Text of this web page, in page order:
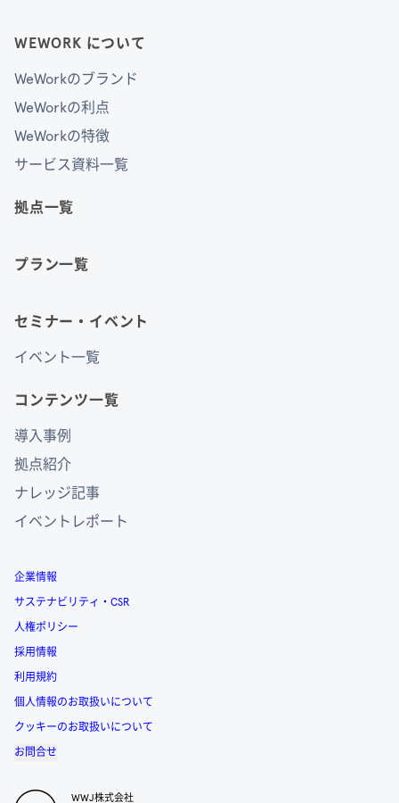
WEWORK について
WeWorkのブランド
WeWorkの利点
WeWorkの特徴
サービス資料一覧
拠点一覧
プラン一覧
セミナー・イベント
イベント一覧
コンテンツ一覧
導入事例
拠点紹介
ナレッジ記事
イベントレポート
企業情報
サステナビリティ・CSR
人権ポリシー
採用情報
利用規約
個人情報のお取扱いについて
クッキーのお取扱いについて
お問合せ
WWJ株式会社